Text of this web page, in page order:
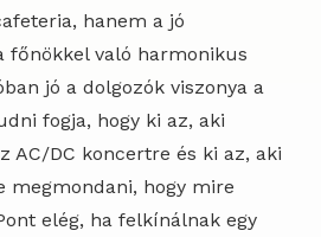
hanem a jó
főnökkel való harmonikus
jó a dolgozók viszonya a
fogja, hogy ki az, aki
AC/DC koncertre és ki az, aki
megmondani, hogy mire
elég, ha felkínálnak egy